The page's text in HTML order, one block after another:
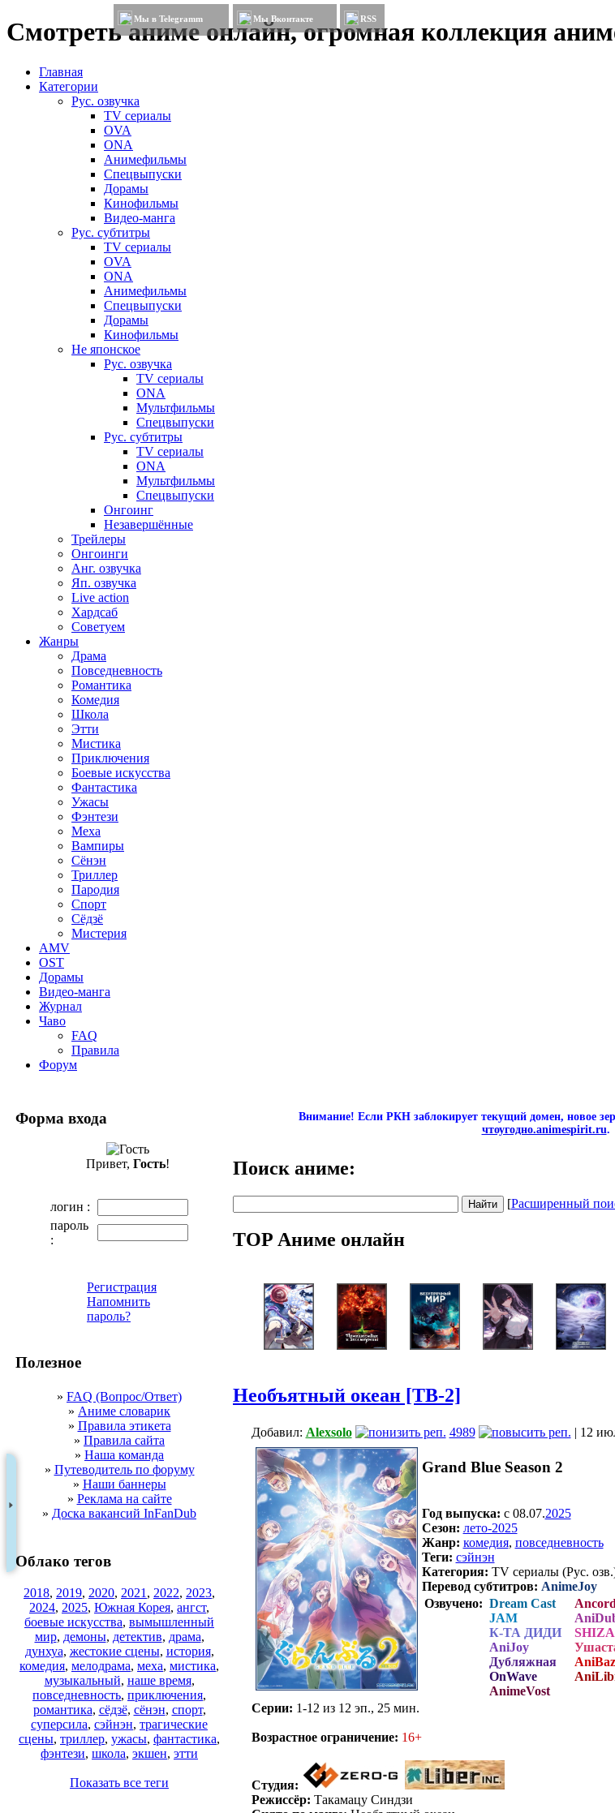
Смотреть аниме онлайн, огромная коллекция
Мы в Telegramm Мы Вконтакте RSS
Главная
Категории
Рус. озвучка
TV сериалы
OVA
ONA
Анимефильмы
Спецвыпуски
Дорамы
Кинофильмы
Видео-манга
Рус. субтитры
TV сериалы
OVA
ONA
Анимефильмы
Спецвыпуски
Дорамы
Кинофильмы
Не японское
Рус. озвучка
TV сериалы
ONA
Мультфильмы
Спецвыпуски
Рус. субтитры
TV сериалы
ONA
Мультфильмы
Спецвыпуски
Онгоинг
Незавершённые
Трейлеры
Онгоинги
Анг. озвучка
Яп. озвучка
Live action
Хардсаб
Советуем
Жанры
Драма
Повседневность
Романтика
Комедия
Школа
Этти
Мистика
Приключения
Боевые искусства
Фантастика
Ужасы
Фэнтези
Меха
Вампиры
Сёнэн
Триллер
Пародия
Спорт
Сёдзё
Мистерия
AMV
OST
Дорамы
Видео-манга
Журнал
Чаво
FAQ
Правила
Форум
Форма входа
Привет, Гость!
логин :
пароль
:
Регистрация
Напомнить
пароль?
Полезное
» FAQ (Вопрос/Ответ)
» Аниме словарик
» Правила этикета
» Правила сайта
» Наша команда
» Путеводитель по форуму
» Наши баннеры
» Реклама на сайте
» Доска вакансий InFanDub
Облако тегов
2018, 2019, 2020, 2021 , 2022, 2023,
2024, 2025, Южная Корея, ангст,
боевые искусства, вымышленный
мир, демоны, детектив, драма,
дунхуа, жестокие сцены, история,
комедия, мелодрама, меха, мистика,
музыкальный, наше время,
повседневность, приключения,
романтика, сёдзё, сёнэн, спорт,
суперсила, сэйнэн, трагические
сцены, триллер, ужасы, фантастика,
фэнтези, школа, экшен, этти
Показать все теги
Внимание! Если РКН заблокирует текущий домен, новое
чтоугодно.animespirit.ru.
Поиск аниме:
[Расширенный
TOP Аниме онлайн
Необъятный океан [ТВ-2]
Добавил: Alexsolo 4989 | 12
Grand Blue Season 2
Год выпуска: c 08.07.2025
Сезон: лето-2025
Жанр: комедия, повседневность
Теги: сэйнэн
Категория: TV сериалы (Рус.
Перевод субтитров: AnimeJoy
Озвучено: Dream Cast
JAM
К-ТА ДИДИ
AniJoy
Дубляжная
OnWave
AnimeVost
Ancord
Серии: 1-12 из 12 эп., 25 мин.
Возрастное ограничение: 16+
Студия:
Режиссёр: Такамацу Синдзи